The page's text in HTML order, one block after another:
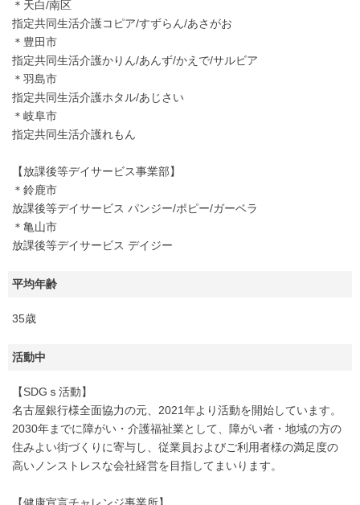
＊天白/南区
指定共同生活介護コピア/すずらん/あさがお
＊豊田市
指定共同生活介護かりん/あんず/かえで/サルビア
＊羽島市
指定共同生活介護ホタル/あじさい
＊岐阜市
指定共同生活介護れもん
【放課後等デイサービス事業部】
＊鈴鹿市
放課後等デイサービス パンジー/ポピー/ガーベラ
＊亀山市
放課後等デイサービス デイジー
平均年齢
35歳
活動中
【SDGｓ活動】
名古屋銀行様全面協力の元、2021年より活動を開始しています。
2030年までに障がい・介護福祉業として、障がい者・地域の方の
住みよい街づくりに寄与し、従業員およびご利用者様の満足度の
高いノンストレスな会社経営を目指してまいります。
【健康宣言チャレンジ事業所】